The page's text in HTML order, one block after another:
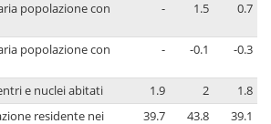
popolazione con
- 1.5 0.7
popolazione con
- -0.1 -0.3
e nuclei abitati 1.9 2
1.8
residente nei
39.7 43.8 39.1